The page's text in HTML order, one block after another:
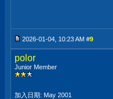
2026-01-04, 10:23 AM #9
polor
Junior Member
加入日期: May 2001